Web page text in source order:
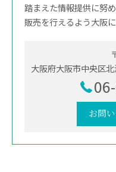
踏まえた情報提供に努
販売を行えるよう大阪
大阪府大阪市中央区
お問